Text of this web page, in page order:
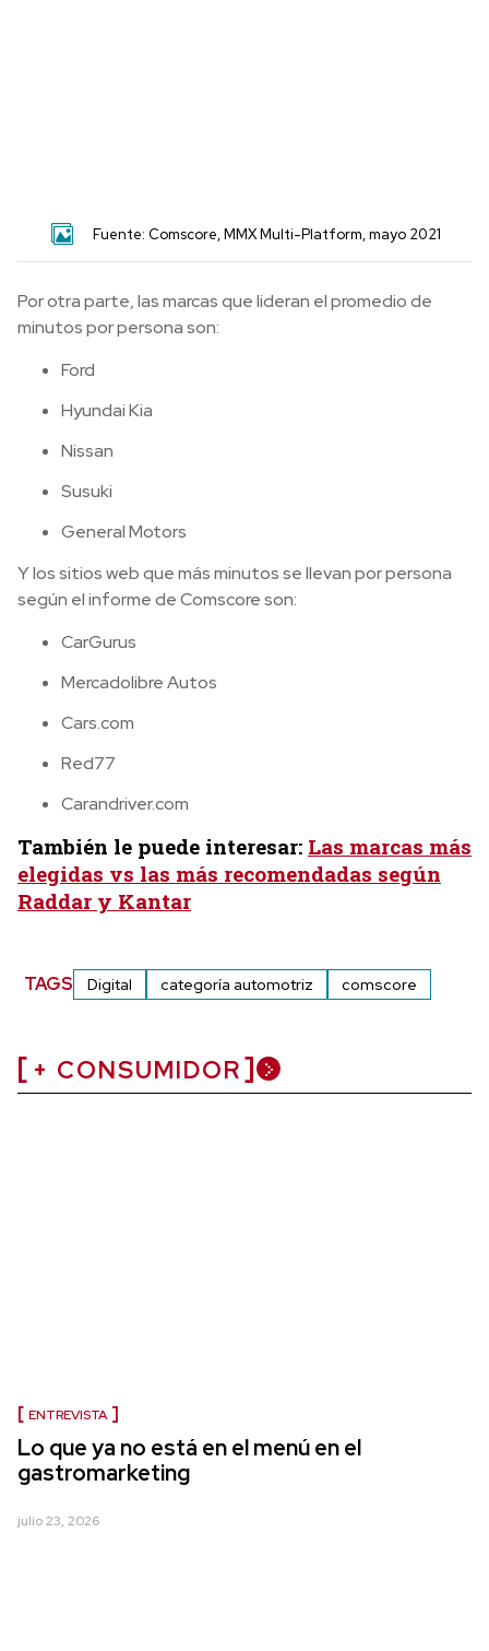
Fuente: Comscore, MMX Multi-Platform, mayo 2021
Por otra parte, las marcas que lideran el promedio de
minutos por persona son:
Ford
Hyundai Kia
Nissan
Susuki
General Motors
Y los sitios web que más minutos se llevan por persona
según el informe de Comscore son:
CarGurus
Mercadolibre Autos
Cars.com
Red77
Carandriver.com
También le puede interesar: Las marcas más
elegidas vs las más recomendadas según
Raddar y Kantar
TAGS Digital categoría automotriz comscore
+ CONSUMIDOR
ENTREVISTA
Lo que ya no está en el menú en el
gastromarketing
julio 23, 2026